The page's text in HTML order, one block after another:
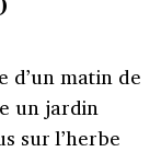
d’un matin de
un jardin
sur l’herbe